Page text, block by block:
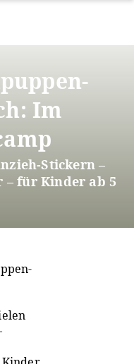
Im
Stickern –
– für Kinder ab 5